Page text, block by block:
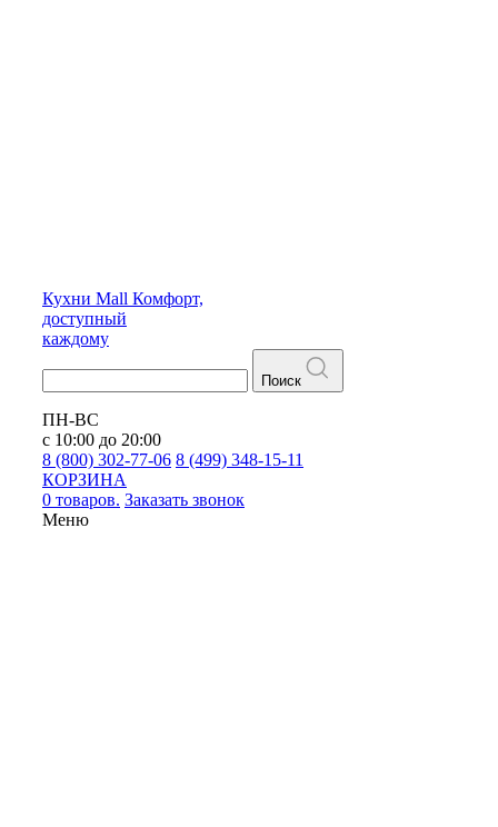
Кухни Mall Комфорт,
доступный
каждому
Поиск
ПН-ВС
с 10:00 до 20:00
8 (800) 302-77-06 8 (499) 348-15-11
КОРЗИНА
0 товаров. Заказать звонок
Меню